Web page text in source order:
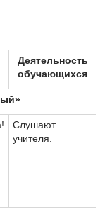
Деятельность
обучающихся
Слушают
учителя.